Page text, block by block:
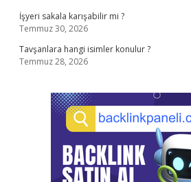
İşyeri sakala karışabilir mi ?
Temmuz 30, 2026
Tavşanlara hangi isimler konulur ?
Temmuz 28, 2026